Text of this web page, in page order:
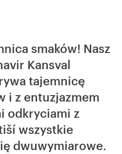
smaków! Nasz
Kansval
tajemnicę
i z entuzjazmem
odkryciami z
wszystkie
dwuwymiarowe.